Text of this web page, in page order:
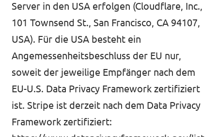
Server in den USA erfolgen (Cloudflare, Inc.,
101 Townsend St., San Francisco, CA 94107,
USA). Für die USA besteht ein
Angemessenheitsbeschluss der EU nur,
soweit der jeweilige Empfänger nach dem
EU-U.S. Data Privacy Framework zertifiziert
ist. Stripe ist derzeit nach dem Data Privacy
Framework zertifiziert: